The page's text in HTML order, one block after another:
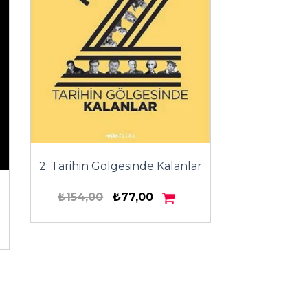
2: Tarihin Gölgesinde Kalanlar
₺154,00 ₺77,00